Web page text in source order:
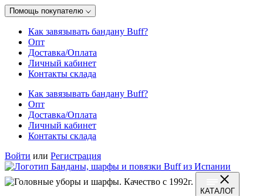
Помощь покупателю
Как завязывать бандану Buff?
Опт
Доставка/Оплата
Личный кабинет
Контакты склада
Как завязывать бандану Buff?
Опт
Доставка/Оплата
Личный кабинет
Контакты склада
Войти или Регистрация
КАТАЛОГ